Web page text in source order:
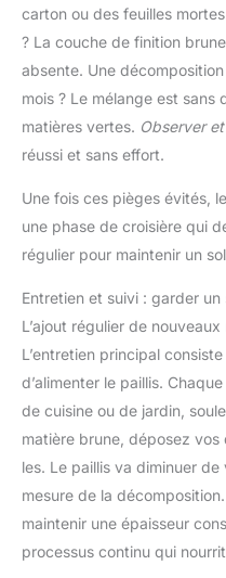
carton ou des feuilles
? La couche de finition
absente. Une
mois ? Le mélange est
matières vertes. Observer
réussi et sans effort.
Une fois ces pièges évités,
une phase de croisière qui
régulier pour maintenir un
Entretien et suivi : garder
L’ajout régulier de
L’entretien principal
d’alimenter le paillis.
de cuisine ou de jardin,
matière brune, déposez
les. Le paillis va diminuer
mesure de la
maintenir une épaisseur
processus continu qui